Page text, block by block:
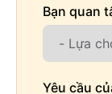
Bạn quan
Yêu cầu